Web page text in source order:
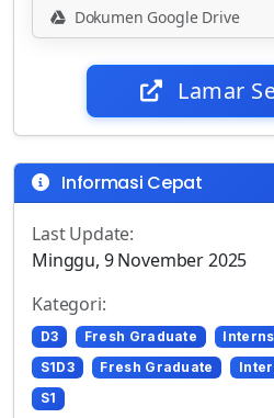
Dokumen Google Drive
Lamar
Informasi Cepat
Last Update:
Minggu, 9 November 2025
Kategori:
D3 Fresh Graduate
S1D3
Fresh Graduate
S1